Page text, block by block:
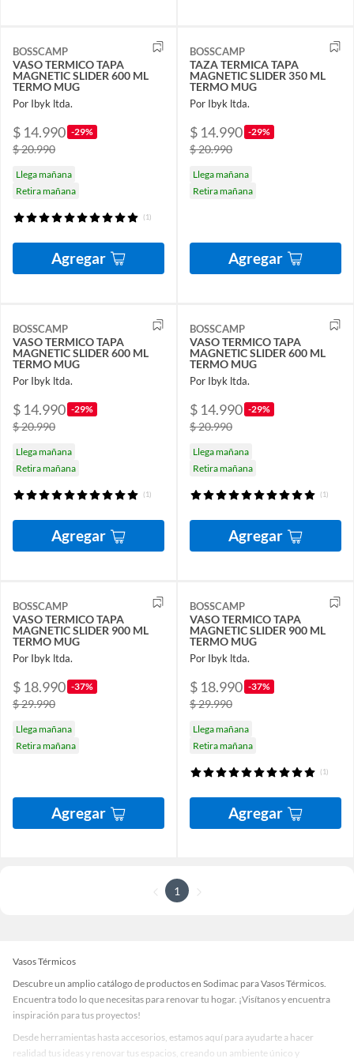
BOSSCAMP
VASO TERMICO TAPA
MAGNETIC SLIDER 600 ML
TERMO MUG
Por Ibyk ltda.
$ 14.990 -29%
$ 20.990
Llega mañana
Retira mañana
(1)
Agregar
BOSSCAMP
TAZA TERMICA TAPA
MAGNETIC SLIDER 350 ML
TERMO MUG
Por Ibyk ltda.
$ 14.990 -29%
$ 20.990
Llega mañana
Retira mañana
Agregar
BOSSCAMP
VASO TERMICO TAPA
MAGNETIC SLIDER 600 ML
TERMO MUG
Por Ibyk ltda.
$ 14.990 -29%
$ 20.990
Llega mañana
Retira mañana
(1)
Agregar
BOSSCAMP
VASO TERMICO TAPA
MAGNETIC SLIDER 600 ML
TERMO MUG
Por Ibyk ltda.
$ 14.990 -29%
$ 20.990
Llega mañana
Retira mañana
(1)
Agregar
BOSSCAMP
VASO TERMICO TAPA
MAGNETIC SLIDER 900 ML
TERMO MUG
Por Ibyk ltda.
$ 18.990 -37%
$ 29.990
Llega mañana
Retira mañana
Agregar
BOSSCAMP
VASO TERMICO TAPA
MAGNETIC SLIDER 900 ML
TERMO MUG
Por Ibyk ltda.
$ 18.990 -37%
$ 29.990
Llega mañana
Retira mañana
(1)
Agregar
1
Vasos Térmicos
Descubre un amplio catálogo de productos en Sodimac para Vasos Térmicos.
Encuentra todo lo que necesitas para renovar tu hogar. ¡Visítanos y encuentra
inspiración para tus proyectos!
Desde herramientas hasta accesorios, estamos aquí para ayudarte a hacer
realidad tus ideas y renovar tus espacios, creando un ambiente único y